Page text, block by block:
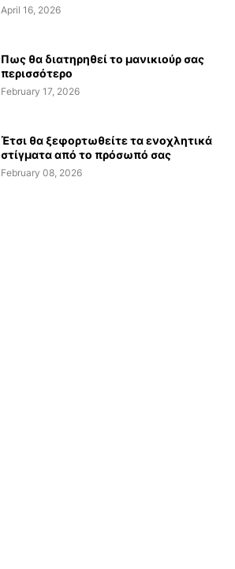
April 16, 2026
Πως θα διατηρηθεί το μανικιούρ σας
περισσότερο
February 17, 2026
Έτσι θα ξεφορτωθείτε τα ενοχλητικά
στίγματα από το πρόσωπό σας
February 08, 2026